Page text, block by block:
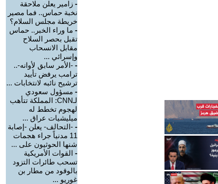
- زامير يعلن ملاحقة
نخبة حماس.. فما مصير
خريطة مجلس السلام؟
- ما وراء الخبر.. حماس
تقبل بحصر السلاح
مقابل الانسحاب
وإسرائي ...
- -الأمر سابق لأوانه-..
ترامب يرفض تأييد
ترشيح نائبه لانتخابات ...
- مسؤول سعودي
لـCNN: المملكة تتأهب
لهجوم تخطط له
ميليشيات عراق ...
- -التحالف- يعلن -إصابة
11 مدنياً جراء هجمات
شنها الحوثيون على ...
- القوات الأمريكية
تسحب طائرات التزود
بالوقود من مطار بن
غوريو ...